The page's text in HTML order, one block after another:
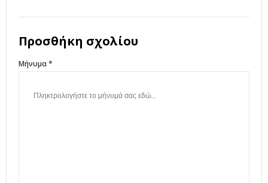
Προσθήκη σχολίου
Μήνυμα *